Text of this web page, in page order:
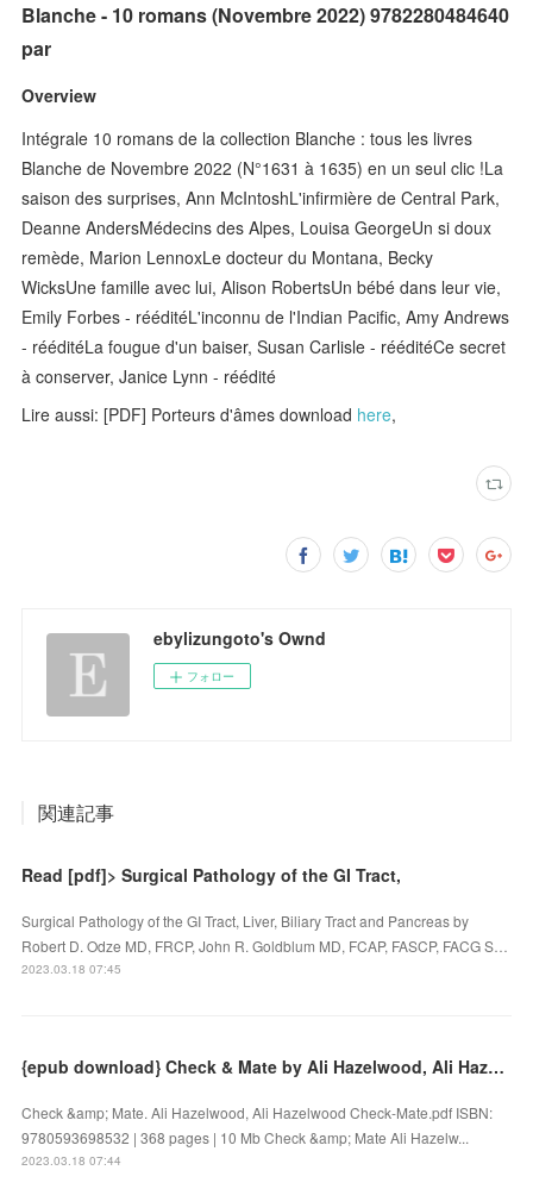
Blanche - 10 romans (Novembre 2022) 9782280484640
par
Overview
Intégrale 10 romans de la collection Blanche : tous les livres
Blanche de Novembre 2022 (N°1631 à 1635) en un seul clic !La
saison des surprises, Ann McIntoshL'infirmière de Central Park,
Deanne AndersMédecins des Alpes, Louisa GeorgeUn si doux
remède, Marion LennoxLe docteur du Montana, Becky
WicksUne famille avec lui, Alison RobertsUn bébé dans leur vie,
Emily Forbes - rééditéL'inconnu de l'Indian Pacific, Amy Andrews
- rééditéLa fougue d'un baiser, Susan Carlisle - rééditéCe secret
à conserver, Janice Lynn - réédité
Lire aussi: [PDF] Porteurs d'âmes download here,
ebylizungoto's Ownd
フォロー
関連記事
Read [pdf]> Surgical Pathology of the GI Tract,
Surgical Pathology of the GI Tract, Liver, Biliary Tract and Pancreas by
Robert D. Odze MD, FRCP, John R. Goldblum MD, FCAP, FASCP, FACG S…
2023.03.18 07:45
{epub download} Check & Mate by Ali Hazelwood, Ali Hazelwood
Check &amp; Mate. Ali Hazelwood, Ali Hazelwood Check-Mate.pdf ISBN:
9780593698532 | 368 pages | 10 Mb Check &amp; Mate Ali Hazelw...
2023.03.18 07:44